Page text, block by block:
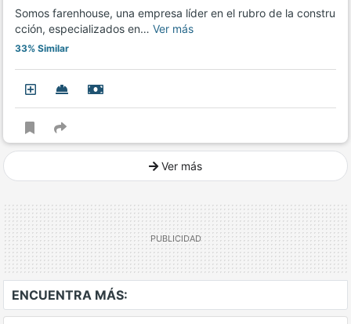
Somos farenhouse, una empresa líder en el rubro de la constru
cción, especializados en… Ver más
33% Similar
Ver más
ENCUENTRA MÁS: